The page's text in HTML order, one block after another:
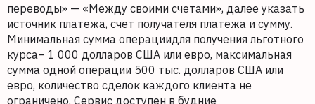
переводы» — «Между своими счетами», далее указать
источник платежа, счет получателя платежа и сумму.
Минимальная сумма операциидля получения льготного
курса– 1 000 долларов США или евро, максимальная
сумма одной операции 500 тыс. долларов США или
евро, количество сделок каждого клиента не
ограничено. Сервис доступен в будние